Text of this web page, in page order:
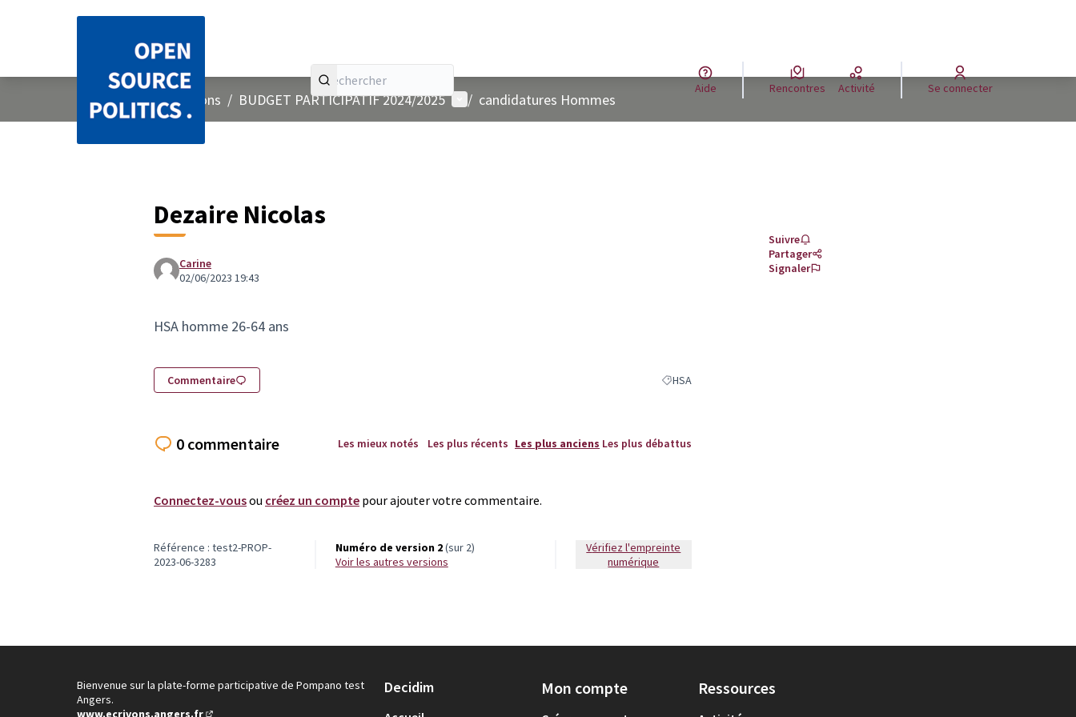
Aide Rencontres Activité Se connecter
AccueilMenu principal
Concertations / BUDGET PARTICIPATIF 2024/2025 Menu utilisateur
/ candidatures Hommes
Dezaire Nicolas
Carine
02/06/2023 19:43
HSA homme 26-64 ans
Commentaire Filtrer les résultats de la catégorie : HSA
HSA
Suivre
Partager
Signaler
0 commentaire Les mieux notés Les plus récents Les plus anciens Les plus débattus
Connectez-vousou créez un compte pour ajouter votre commentaire.
Référence : test2-PROP-
2023-06-3283
Numéro de version 2(sur 2)
voir les autres versions
Vérifiez l'empreinte
numérique
Bienvenue sur la plate-forme participative de Pompano test
Angers.
www.ecrivons.angers.fr
Decidim Mon compte Ressources